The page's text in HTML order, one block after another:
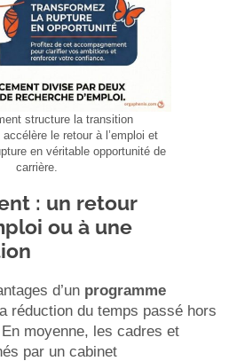
structure la transition
le retour à l’emploi et
en véritable opportunité de
carrière.
: un retour
ou à une
d’un programme
réduction du temps passé hors
moyenne, les cadres et
par un cabinet